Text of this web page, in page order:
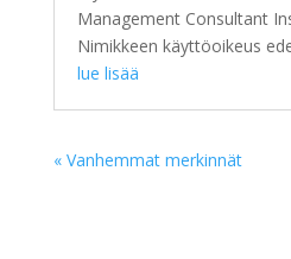
Management Consultant
Nimikkeen käyttöoikeus
lue lisää
« Vanhemmat merkinnät